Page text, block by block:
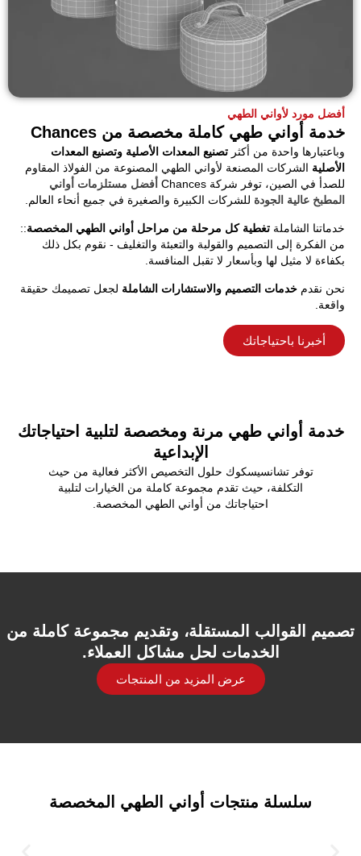
أفضل مورد لأواني الطهي
خدمة أواني طهي كاملة مخصصة من Chances
وباعتبارها واحدة من أكثر تصنيع المعدات الأصلية وتصنيع المعدات
الأصلية الشركات المصنعة لأواني الطهي المصنوعة من الفولاذ المقاوم
للصدأ في الصين، توفر شركة Chances
أفضل مستلزمات أواني
المطبخ عالية الجودة للشركات الكبيرة والصغيرة في جميع أنحاء العالم.
خدماتنا الشاملة تغطية كل مرحلة من مراحل أواني الطهي المخصصة::
من الفكرة إلى التصميم والقولبة والتعبئة والتغليف - نقوم بكل ذلك
بكفاءة لا مثيل لها وبأسعار لا تقبل المنافسة.
نحن نقدم خدمات التصميم والاستشارات الشاملة لجعل تصميمك حقيقة
واقعة.
أخبرنا باحتياجاتك
خدمة أواني طهي مرنة ومخصصة لتلبية احتياجاتك
الإبداعية
توفر تشانسيسكوك حلول التخصيص الأكثر فعالية من حيث
التكلفة، حيث تقدم مجموعة كاملة من الخيارات لتلبية
احتياجاتك من أواني الطهي المخصصة.
تصميم القوالب المستقلة، وتقديم مجموعة كاملة من
الخدمات لحل مشاكل العملاء.
عرض المزيد من المنتجات
سلسلة منتجات أواني الطهي المخصصة